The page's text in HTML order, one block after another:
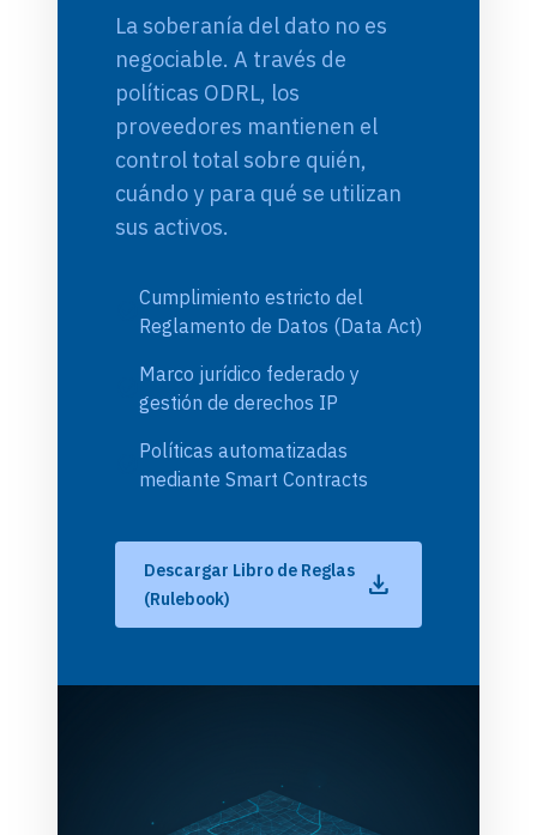
La soberanía del dato no es
negociable. A través de
políticas ODRL, los
proveedores mantienen el
control total sobre quién,
cuándo y para qué se utilizan
sus activos.
Cumplimiento estricto del
Reglamento de Datos (Data Act)
Marco jurídico federado y
gestión de derechos IP
Políticas automatizadas
mediante Smart Contracts
Descargar Libro de Reglas
(Rulebook)
download